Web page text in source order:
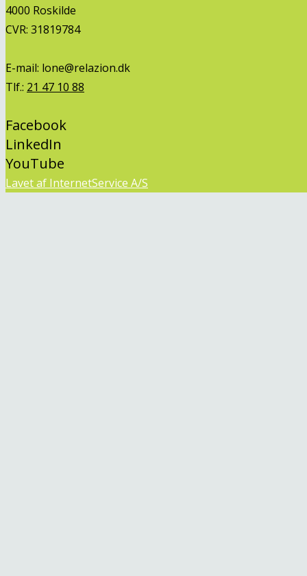
4000 Roskilde
CVR: 31819784
E-mail: lone@relazion.dk
Tlf.: 21 47 10 88
Facebook
LinkedIn
YouTube
Lavet af InternetService A/S